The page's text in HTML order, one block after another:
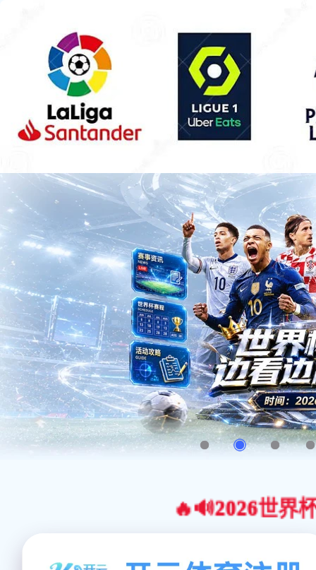
🔥🔊2026世界杯官网